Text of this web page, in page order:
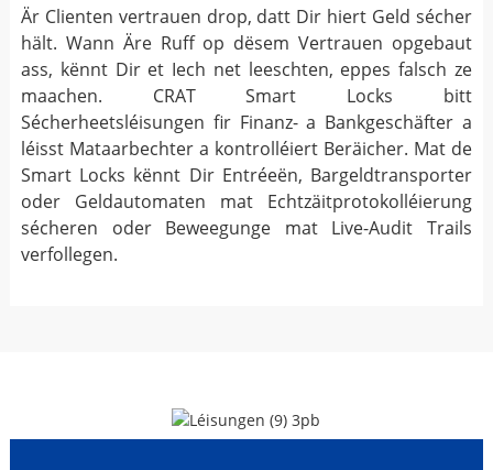
Är Clienten vertrauen drop, datt Dir hiert Geld sécher
hält. Wann Äre Ruff op dësem Vertrauen opgebaut
ass, kënnt Dir et Iech net leeschten, eppes falsch ze
maachen. CRAT Smart Locks bitt
Sécherheetsléisungen fir Finanz- a Bankgeschäfter a
léisst Mataarbechter a kontrolléiert Beräicher. Mat de
Smart Locks kënnt Dir Entréeën, Bargeldtransporter
oder Geldautomaten mat Echtzäitprotokolléierung
sécheren oder Beweegunge mat Live-Audit Trails
verfollegen.